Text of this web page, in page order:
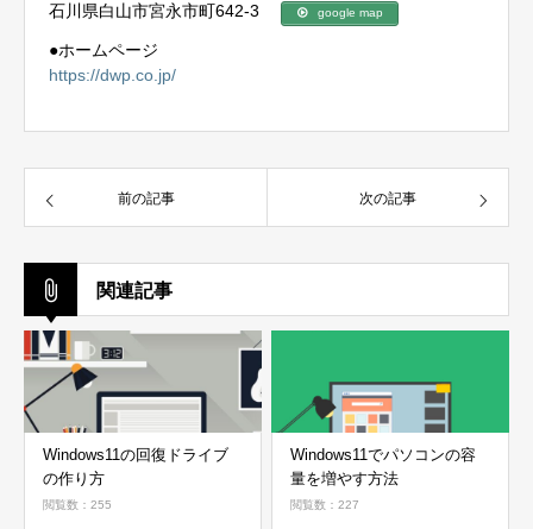
石川県白山市宮永市町642-3
google map
●ホームページ
https://dwp.co.jp/
前の記事 次の記事
関連記事
Windows11の回復ドライブ
の作り方
閲覧数：255
Windows11でパソコンの容
量を増やす方法
閲覧数：227